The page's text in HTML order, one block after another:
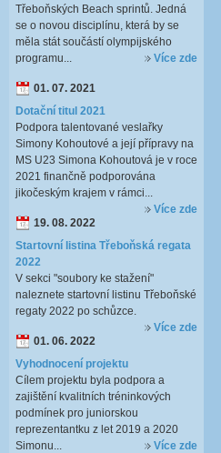
Třeboňských Beach sprintů. Jedná
se o novou disciplínu, která by se
měla stát součástí olympijského
programu...
Více zde
01. 07. 2021
Dotační titul 2021
Podpora talentované veslařky
Simony Kohoutové a její přípravy na
MS U23 Simona Kohoutová je v roce
2021 finančně podporována
jikočeským krajem v rámci...
Více zde
19. 08. 2022
Startovní listina Třeboňská regata
2022
V sekci "soubory ke stažení"
naleznete startovní listinu Třeboňské
regaty 2022 po schůzce.
Více zde
01. 06. 2022
Vyhodnocení projektu
Cílem projektu byla podpora a
zajištění kvalitních tréninkových
podmínek pro juniorskou
reprezentantku z let 2019 a 2020
Simonu...
Více zde